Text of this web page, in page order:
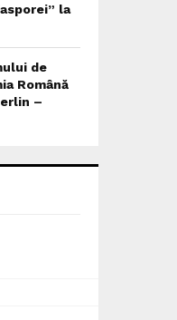
la
de
Română
–